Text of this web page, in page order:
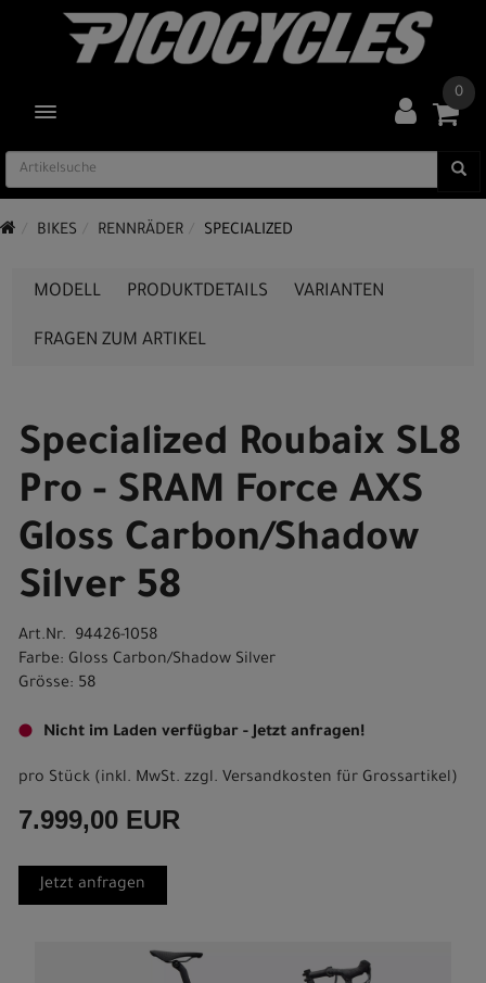
TOGGLE NAVIGATION
0
BIKES RENNRÄDER SPECIALIZED
MODELL PRODUKTDETAILS VARIANTEN
FRAGEN ZUM ARTIKEL
Specialized Roubaix SL8
Pro - SRAM Force AXS
Gloss Carbon/Shadow
Silver 58
Art.Nr. 94426-1058
Farbe: Gloss Carbon/Shadow Silver
Grösse: 58
Nicht im Laden verfügbar - Jetzt anfragen!
pro Stück (inkl. MwSt. zzgl. Versandkosten für Grossartikel)
7.999,00 EUR
Jetzt anfragen